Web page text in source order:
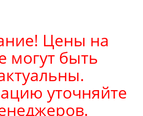
Цены на
могут быть
уточняйте